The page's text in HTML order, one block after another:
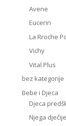
Avene
Eucerin
La Rroche
Vichy
Vital Plus
bez kategorije
Bebe i Djeca
Djeca
Njega